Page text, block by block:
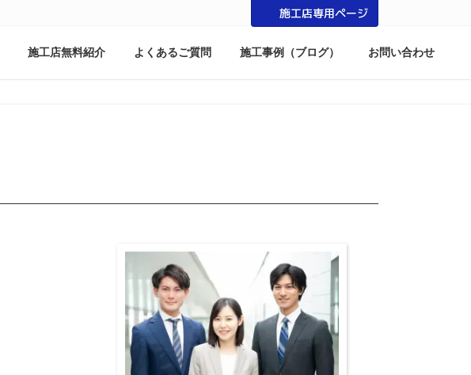
施工店専用ページ
施工店無料紹介 よくあるご質問 施工事例（ブログ） お問い合わせ